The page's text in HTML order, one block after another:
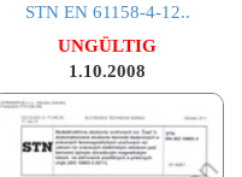
STN EN 61158-4-12..
UNGÜLTIG
1.10.2008